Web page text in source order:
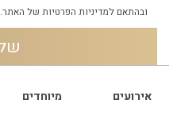
ובהתאם למדיניות הפרטיות של האתר.
אירועים
מיוחדים